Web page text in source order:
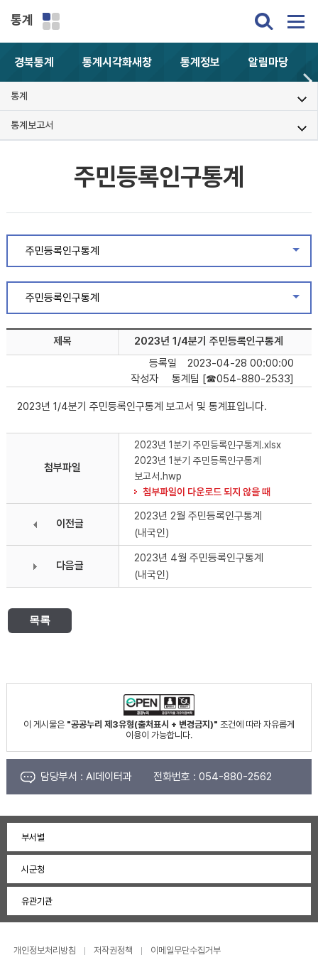
통계
경북통계 통계시각화새창 통계정보 알림마당
통계
통계보고서
주민등록인구통계
주민등록인구통계
주민등록인구통계
제목
2023년 1/4분기 주민등록인구통계
등록일
2023-04-28 00:00:00
작성자
통계팀 [☎054-880-2533]
2023년 1/4분기 주민등록인구통계 보고서 및 통계표입니다.
첨부파일
2023년 1분기 주민등록인구통계.xlsx
2023년 1분기 주민등록인구통계
보고서.hwp
첨부파일이 다운로드 되지 않을 때
이전글
2023년 2월 주민등록인구통계
(내국인)
다음글
2023년 4월 주민등록인구통계
(내국인)
목록
이 게시물은 "공공누리 제3유형(출처표시 + 변경금지)" 조건에 따라 자유롭게
이용이 가능합니다.
담당부서 : AI데이터과 전화번호 : 054-880-2562
부서별
시군청
유관기관
개인정보처리방침 저작권정책 이메일무단수집거부